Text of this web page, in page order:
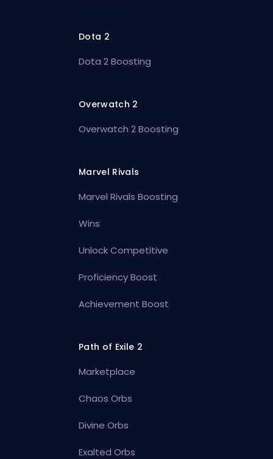
Dota 2
Dota 2 Boosting
Overwatch 2
Overwatch 2 Boosting
Marvel Rivals
Marvel Rivals Boosting
Wins
Unlock Competitive
Proficiency Boost
Achievement Boost
Path of Exile 2
Marketplace
Chaos Orbs
Divine Orbs
Exalted Orbs